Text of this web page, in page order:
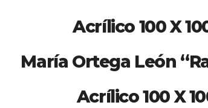
X 100
León “Raíces
100 X 100